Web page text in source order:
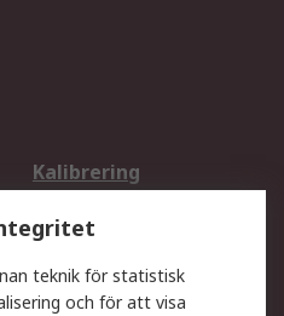
Kalibrering
Teknisk Support
Exportlösningar
teknik för statistisk
och för att visa